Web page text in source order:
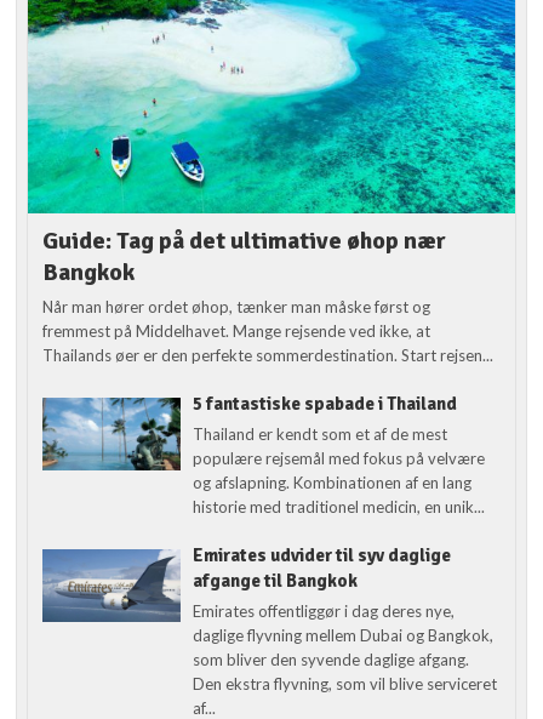
Guide: Tag på det ultimative øhop nær
Bangkok
Når man hører ordet øhop, tænker man måske først og
fremmest på Middelhavet. Mange rejsende ved ikke, at
Thailands øer er den perfekte sommerdestination. Start rejsen...
5 fantastiske spabade i Thailand
Thailand er kendt som et af de mest
populære rejsemål med fokus på velvære
og afslapning. Kombinationen af en lang
historie med traditionel medicin, en unik...
Emirates udvider til syv daglige
afgange til Bangkok
Emirates offentliggør i dag deres nye,
daglige flyvning mellem Dubai og Bangkok,
som bliver den syvende daglige afgang.
Den ekstra flyvning, som vil blive serviceret
af...